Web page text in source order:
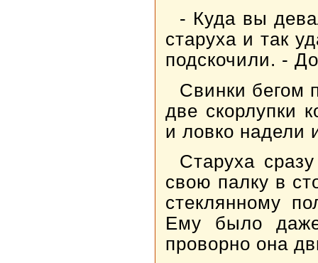
- Куда вы
старуха и так
подскочили. -
Свинки бегом
две скорлупки
и ловко надели
Старуха
свою палку в
стеклянному
Ему было
проворно она